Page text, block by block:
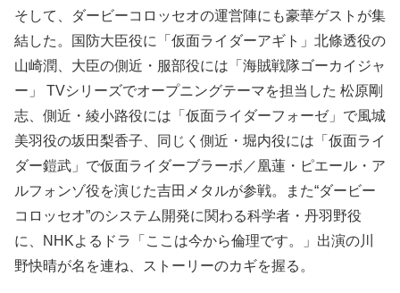
そして、ダービーコロッセオの運営陣にも豪華ゲストが集
結した。国防大臣役に「仮面ライダーアギト」北條透役の
山崎潤、大臣の側近・服部役には「海賊戦隊ゴーカイジャ
ー」 TVシリーズでオープニングテーマを担当した 松原剛
志、側近・綾小路役には「仮面ライダーフォーゼ」で風城
美羽役の坂田梨香子、同じく側近・堀内役には「仮面ライ
ダー鎧武」で仮面ライダーブラーボ／凰蓮・ピエール・ア
ルフォンゾ役を演じた吉田メタルが参戦。また“ダービー
コロッセオ”のシステム開発に関わる科学者・丹羽野役
に、NHKよるドラ「ここは今から倫理です。」出演の川
野快晴が名を連ね、ストーリーのカギを握る。